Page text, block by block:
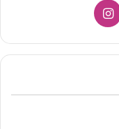
انستقرام